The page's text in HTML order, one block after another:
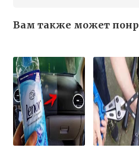
Вам также может